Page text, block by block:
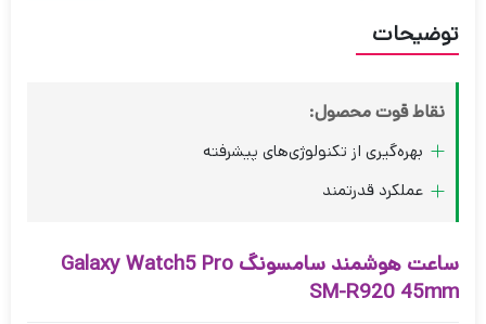
توضیحات
نقاط قوت محصول:
بهره‌گیری از تکنولوژی‌های پیشرفته
عملکرد قدرتمند
ساعت هوشمند سامسونگ Galaxy Watch5 Pro
SM-R920 45mm